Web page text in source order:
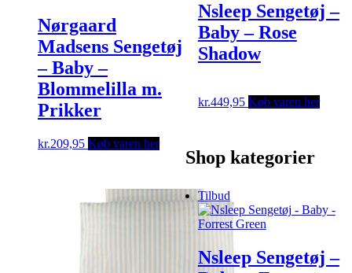
Nørgaard
Madsens Sengetøj
– Baby –
Blommelilla m.
Prikker
kr.209,95 Køb varen her
Nsleep Sengetøj –
Baby – Rose
Shadow
kr.449,95 Køb varen her
Tilbud
Nsleep Sengetøj –
Shop kategorier